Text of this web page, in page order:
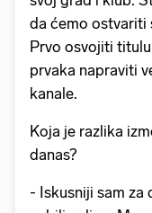
da ćemo ostvariti
Prvo osvojiti
prvaka napraviti
kanale.
Koja je razlika
danas?
- Iskusniji sam za